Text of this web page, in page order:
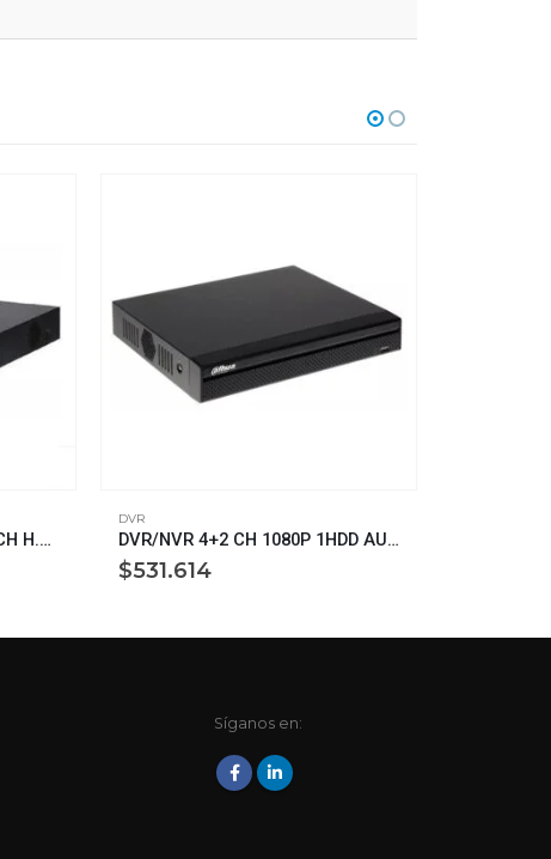
DVR/NVR 4CH – IOT – 4+2 CH H.265+ UHD (8MPX) 1HDD AUDIO BNC UPS INTERNA PARA ALIMENTACION DE CAMARAS MARCA DAHUA (XVR5104HS-I3)
DVR
DVR/NVR 4+2 CH 1080P 1HDD AUDIO BNC SMART CODEC IVS MARCA DAHUA (XVR5104HS-S2)
$531.614
Síganos en: